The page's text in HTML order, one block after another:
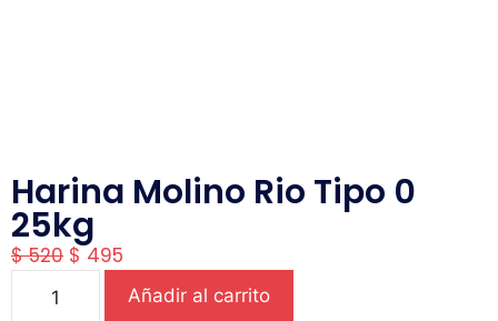
Harina Molino Rio Tipo 0
25kg
$520 $ 495
Añadir al carrito